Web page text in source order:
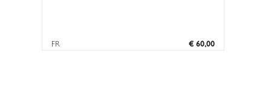
€ 60,00
FR